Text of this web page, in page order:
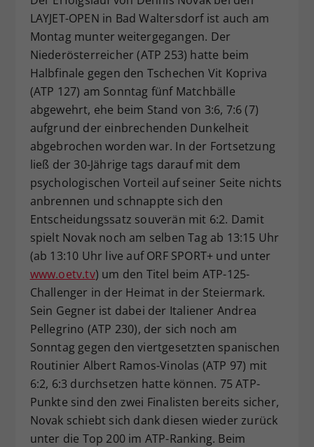
LAYJET-OPEN in Bad Waltersdorf ist auch am
Montag munter weitergegangen. Der
Niederösterreicher (ATP 253) hatte beim
Halbfinale gegen den Tschechen Vit Kopriva
(ATP 127) am Sonntag fünf Matchbälle
abgewehrt, ehe beim Stand von 3:6, 7:6 (7)
aufgrund der einbrechenden Dunkelheit
abgebrochen worden war. In der Fortsetzung
ließ der 30-Jährige tags darauf mit dem
psychologischen Vorteil auf seiner Seite nichts
anbrennen und schnappte sich den
Entscheidungssatz souverän mit 6:2. Damit
spielt Novak noch am selben Tag ab 13:15 Uhr
(ab 13:10 Uhr live auf ORF SPORT+ und unter
www.oetv.tv) um den Titel beim ATP-125-
Challenger in der Heimat in der Steiermark.
Sein Gegner ist dabei der Italiener Andrea
Pellegrino (ATP 230), der sich noch am
Sonntag gegen den viertgesetzten spanischen
Routinier Albert Ramos-Vinolas (ATP 97) mit
6:2, 6:3 durchsetzen hatte können. 75 ATP-
Punkte sind den zwei Finalisten bereits sicher,
Novak schiebt sich dank diesen wieder zurück
unter die Top 200 im ATP-Ranking. Beim
Zweck
Dieser Wert speichert Ihre Consent-
Einstellungen. Unter anderem eine
zufällig generierte ID, für die
historische Speicherung Ihrer
vorgenommen Einstellungen, falls der
Webseiten-Betreiber dies eingestellt
hat.